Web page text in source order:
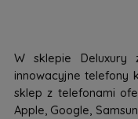
W sklepie Deluxury
innowacyjne telefony
sklep z telefonami
Apple, Google,